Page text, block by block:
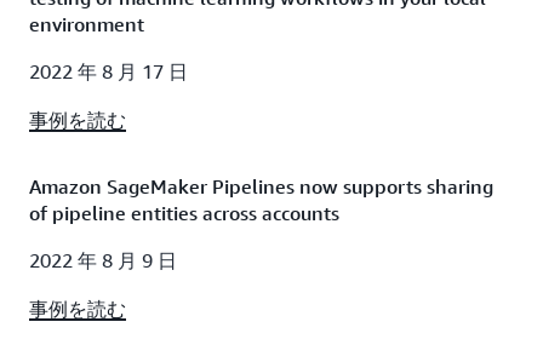
environment
2022 年 8 月 17 日
事例を読む
Amazon SageMaker Pipelines now supports sharing
of pipeline entities across accounts
2022 年 8 月 9 日
事例を読む